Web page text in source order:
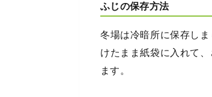
ふじの保存方法
冬場は冷暗所に保存し
けたまま紙袋に入れて
ます。